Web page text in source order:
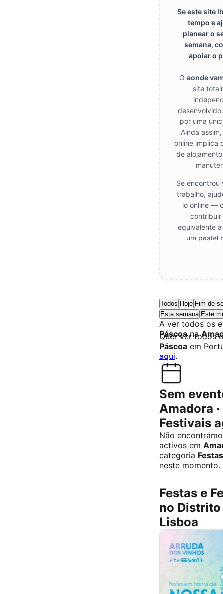
Se este site
tempo e
planear o
semana,
apoiar o
O aonde
site
desenvolvido
por uma
Ainda
online implica
de
Se encontrou
trabalho,
lo online —
contribuir
equivalente
um pastel
Todos Hoje Fim de
Esta semana Este
A ver todos os
Páscoana
Quer ver todos
Páscoa em
aqui.
Sem
Amadora
Festivais
Não
activos em
categoria
neste momento.
Festas e
no Distrito
Lisboa